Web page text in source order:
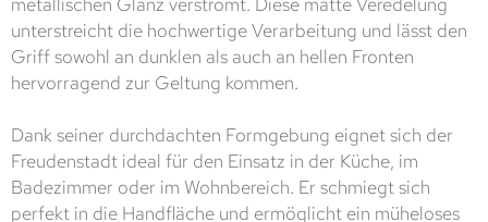
unterstreicht die hochwertige Verarbeitung und lässt den
Griff sowohl an dunklen als auch an hellen Fronten
hervorragend zur Geltung kommen.
Dank seiner durchdachten Formgebung eignet sich der
Freudenstadt ideal für den Einsatz in der Küche, im
Badezimmer oder im Wohnbereich. Er schmiegt sich
perfekt in die Handfläche und ermöglicht ein müheloses